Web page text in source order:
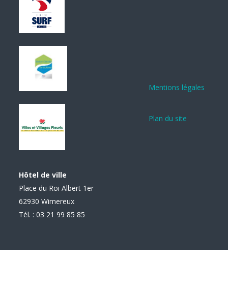
Hôtel de ville
Place du Roi Albert 1er
62930 Wimereux
Tél. : 03 21 99 85 85
Mentions légales
Plan du site